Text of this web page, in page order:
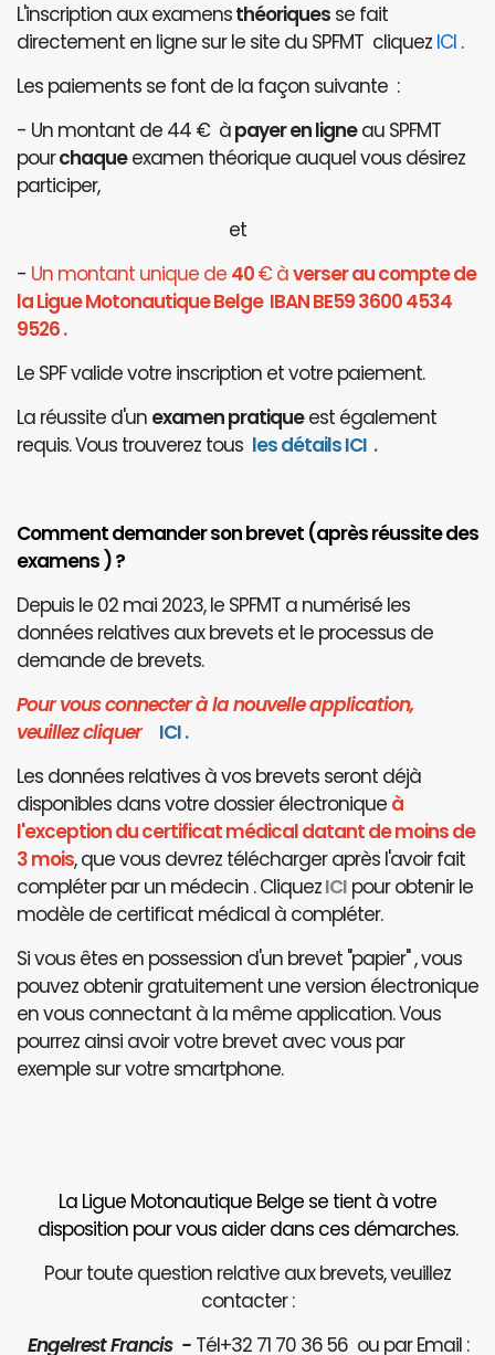
L'inscription aux examensthéoriques se fait
directement en ligne sur le site du SPFMT cliquez ICI .
Les paiements se font de la façon suivante :
- Un montant de 44 € àpayer en ligneau SPFMT
pourchaqueexamen théorique auquel vous désirez
participer,
et
- Un montant unique de 40€ àverser au compte de
la Ligue Motonautique Belge IBAN BE59 3600 4534
9526 .
Le SPF valide votre inscription et votre paiement.
La réussite d'un examen pratiqueest également
requis. Vous trouverez tous les détails ICI .
Comment demander son brevet (après réussite des
examens ) ?
Depuis le 02 mai 2023, le SPFMT a numérisé les
données relatives aux brevets et le processus de
demande de brevets.
Pour vous connecter à la nouvelle application,
veuillez cliquer ICI.
Les données relatives à vos brevets seront déjà
disponibles dans votre dossier électronique à
l'exception du certificat médical datant de moins de
3 mois, que vous devrez télécharger après l'avoir fait
compléter par un médecin . CliquezICI pour obtenir le
modèle de certificat médical à compléter.
Si vous êtes en possession d'un brevet "papier" , vous
pouvez obtenir gratuitement une version électronique
en vous connectant à la même application. Vous
pourrez ainsi avoir votre brevet avec vous par
exemple sur votre smartphone.
La Ligue Motonautique Belge se tient à votre
disposition pour vous aider dans ces démarches.
Pour toute question relative aux brevets, veuillez
contacter :
Engelrest Francis -Tél+32 71 70 36 56 ou par Email :